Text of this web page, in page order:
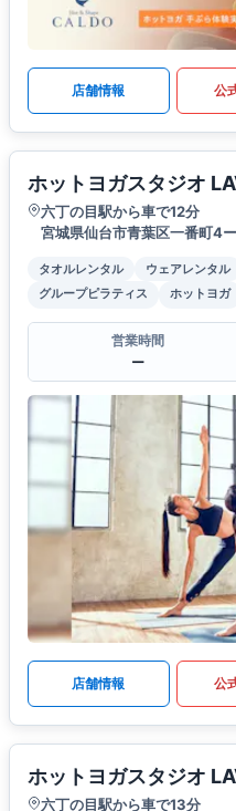
店舗情報 公
ホットヨガスタジオ
六丁の目駅から車で12分
宮城県仙台市青葉区一番町4
タオルレンタル ウェアレンタル
グループピラティス
ホットヨガ
営業時間
ー
店舗情報 公
ホットヨガスタジオ
六丁の目駅から車で13分